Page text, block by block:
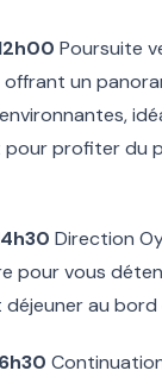
Poursuite
un
profiter du
Direction
pour vous
au bord